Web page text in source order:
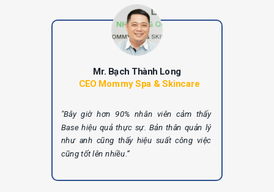
"Bây giờ hơn 90% nhân viên cảm thấy
Base hiệu quả thực sự. Bản thân quản lý
như anh cũng thấy hiệu suất công việc
cũng tốt lên nhiều.”
CEO Mommy Spa & Skincare
Mr. Bạch Thành Long